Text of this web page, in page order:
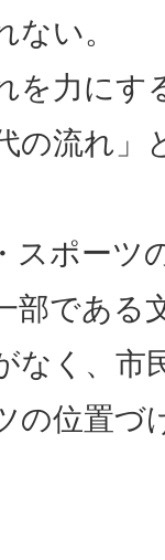
ない。
を力にす
の流れ」
スポーツ
部である
なく、市
の位置づ